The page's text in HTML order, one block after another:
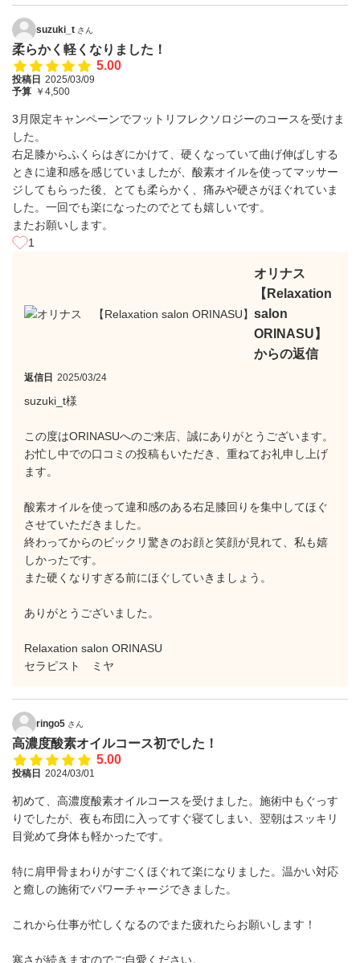
suzuki_t さん
柔らかく軽くなりました！
5.00
投稿日 2025/03/09
予算 ￥4,500
3月限定キャンペーンでフットリフレクソロジーのコースを受けま
した。
右足膝からふくらはぎにかけて、硬くなっていて曲げ伸ばしする
ときに違和感を感じていましたが、酸素オイルを使ってマッサー
ジしてもらった後、とても柔らかく、痛みや硬さがほぐれていま
した。一回でも楽になったのでとても嬉しいです。
またお願いします。
1
オリナス
【Relaxation
salon
ORINASU】
からの返信
返信日 2025/03/24
suzuki_t様
この度はORINASUへのご来店、誠にありがとうございます。
お忙し中での口コミの投稿もいただき、重ねてお礼申し上げ
ます。
酸素オイルを使って違和感のある右足膝回りを集中してほぐ
させていただきました。
終わってからのビックリ驚きのお顔と笑顔が見れて、私も嬉
しかったです。
また硬くなりすぎる前にほぐしていきましょう。
ありがとうございました。
Relaxation salon ORINASU
セラピスト ミヤ
ringo5 さん
高濃度酸素オイルコース初でした！
5.00
投稿日 2024/03/01
初めて、高濃度酸素オイルコースを受けました。施術中もぐっす
りでしたが、夜も布団に入ってすぐ寝てしまい、翌朝はスッキリ
目覚めて身体も軽かったです。
特に肩甲骨まわりがすごくほぐれて楽になりました。温かい対応
と癒しの施術でパワーチャージできました。
これから仕事が忙しくなるのでまた疲れたらお願いします！
寒さが続きますのでご自愛ください。